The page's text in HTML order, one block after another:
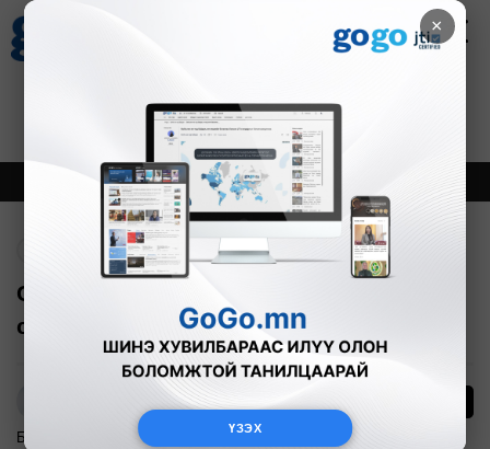
×
ҮЗЭХ
Зурхай
8.06
Онцлох Шинэ
Соёлын биет бус өв хамгаалагчдын
сургалт болно
Боловсрол 2016-05-19